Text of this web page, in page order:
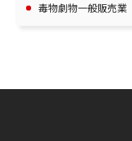
毒物劇物一般販売業